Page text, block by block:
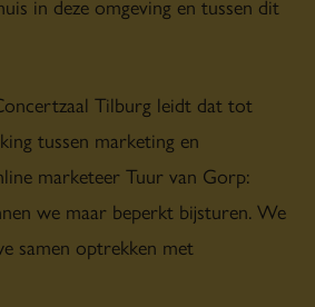
in deze omgeving en tussen dit
Tilburg leidt dat tot
tussen marketing en
marketeer Tuur van Gorp:
we maar beperkt bijsturen. We
samen optrekken met